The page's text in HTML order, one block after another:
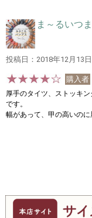
ま～るいつ
投稿日：2018年12月13日
購入者
厚手のタイツ、ストッキ
です。
幅があって、甲の高いのに